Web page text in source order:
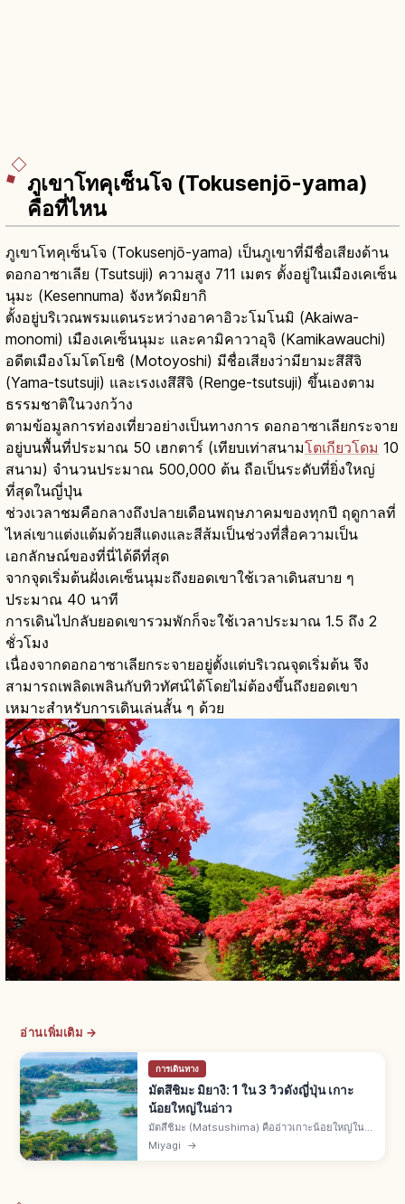
ภูเขาโทคุเซ็นโจ (Tokusenjō-yama)
คือที่ไหน
ภูเขาโทคุเซ็นโจ (Tokusenjō-yama) เป็นภูเขาที่มีชื่อเสียงด้าน
ดอกอาซาเลีย (Tsutsuji) ความสูง 711 เมตร ตั้งอยู่ในเมืองเคเซ็น
นุมะ (Kesennuma) จังหวัดมิยากิ
ตั้งอยู่บริเวณพรมแดนระหว่างอาคาอิวะโมโนมิ (Akaiwa-
monomi) เมืองเคเซ็นนุมะ และคามิคาวาอุจิ (Kamikawauchi)
อดีตเมืองโมโตโยชิ (Motoyoshi) มีชื่อเสียงว่ามียามะสึสึจิ
(Yama-tsutsuji) และเรงเงสึสึจิ (Renge-tsutsuji) ขึ้นเองตาม
ธรรมชาติในวงกว้าง
ตามข้อมูลการท่องเที่ยวอย่างเป็นทางการ ดอกอาซาเลียกระจาย
อยู่บนพื้นที่ประมาณ 50 เฮกตาร์ (เทียบเท่าสนามโตเกียวโดม 10
สนาม) จำนวนประมาณ 500,000 ต้น ถือเป็นระดับที่ยิ่งใหญ่
ที่สุดในญี่ปุ่น
ช่วงเวลาชมคือกลางถึงปลายเดือนพฤษภาคมของทุกปี ฤดูกาลที่
ไหล่เขาแต่งแต้มด้วยสีแดงและสีส้มเป็นช่วงที่สื่อความเป็น
เอกลักษณ์ของที่นี่ได้ดีที่สุด
จากจุดเริ่มต้นฝั่งเคเซ็นนุมะถึงยอดเขาใช้เวลาเดินสบาย ๆ
ประมาณ 40 นาที
การเดินไปกลับยอดเขารวมพักก็จะใช้เวลาประมาณ 1.5 ถึง 2
ชั่วโมง
เนื่องจากดอกอาซาเลียกระจายอยู่ตั้งแต่บริเวณจุดเริ่มต้น จึง
สามารถเพลิดเพลินกับทิวทัศน์ได้โดยไม่ต้องขึ้นถึงยอดเขา
เหมาะสำหรับการเดินเล่นสั้น ๆ ด้วย
อ่านเพิ่มเติม →
การเดินทาง
มัตสึชิมะ มิยางิ: 1 ใน 3 วิวดังญี่ปุ่น เกาะ
น้อยใหญ่ในอ่าว
มัตสึชิมะ (Matsushima) คืออ่าวเกาะน้อยใหญ่ใน
มัตสึชิมะ จ.มิยางิ 1 ใน 3 วิวงดงามที่สุดของญี่ปุ่น มัตสึ
โอะ บาโชเคยมาเยือน วัดและศาลเจ้าของดาเตะ มา
Miyagi →